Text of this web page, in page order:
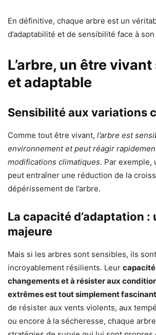
En définitive, chaque arbre est un
d’adaptabilité et de sensibilité face à
L’arbre, un être
et adaptable
Sensibilité aux variations
Comme tout être vivant, l’arbre est
environnement et peut réagir
modifications climatiques. Par exemple,
peut entraîner une réduction de la
dépérissement de l’arbre.
La capacité d’adaptation :
majeure
Mais si les arbres sont sensibles, ils
incroyablement résilients. Leur capacité
changements et à résister aux
extrêmes est tout simplement
de résister aux vents violents, aux
ou encore à la sécheresse, chaque